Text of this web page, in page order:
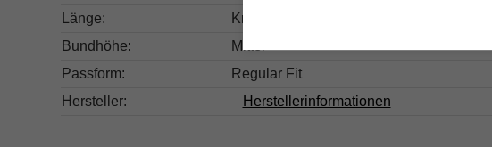
Länge:
Knöchellang
Bundhöhe:
Mittel
Passform:
Regular Fit
Hersteller:
Herstellerinformationen